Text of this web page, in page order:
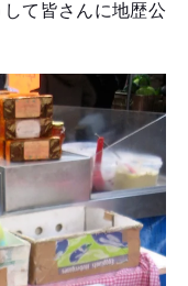
て皆さんに地歴公